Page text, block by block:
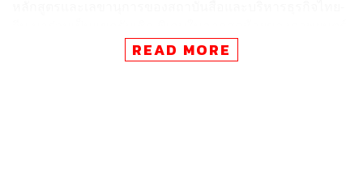
READ MORE